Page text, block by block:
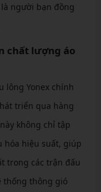
người bạn đồng
chất lượng áo
lông Yonex chính
triển qua hàng
không chỉ tập
hóa hiệu suất, giúp
trong các trận đấu
thống thông gió